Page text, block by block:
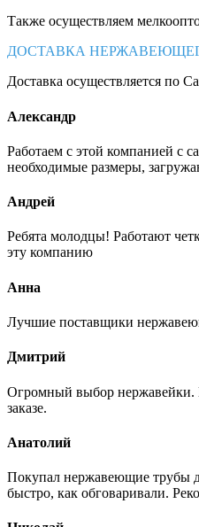
Также осуществляем
ДОСТАВКА
Доставка осуществляется по
Александр
Работаем с этой компанией с
необходимые размеры,
Андрей
Ребята молодцы! Работают
эту компанию
Анна
Лучшие поставщики
Дмитрий
Огромный выбор нержавейки.
заказе.
Анатолий
Покупал нержавеющие трубы
быстро, как обговаривали.